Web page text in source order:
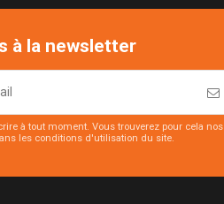
à la newsletter
à tout moment. Vous trouverez pour cela nos
les conditions d'utilisation du site.